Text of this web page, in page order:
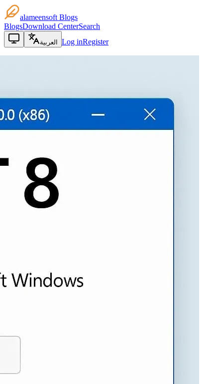
alameensoft Blogs
BlogsDownload CenterSearch
العربية Log inRegister